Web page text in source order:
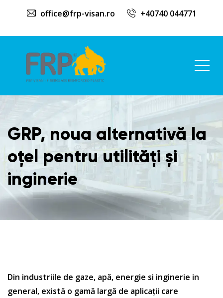
office@frp-visan.ro +40740 044771
GRP, noua alternativă la
oțel pentru utilități și
inginerie
Din industriile de gaze, apă, energie si inginerie in
general, există o gamă largă de aplicații care